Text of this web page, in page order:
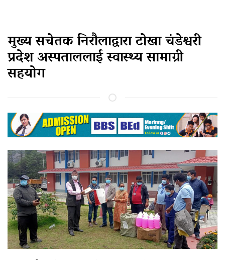
मुख्य सचेतक निरौलाद्वारा टोखा चंडेश्वरी
प्रदेश अस्पताललाई स्वास्थ्य सामाग्री
सहयोग